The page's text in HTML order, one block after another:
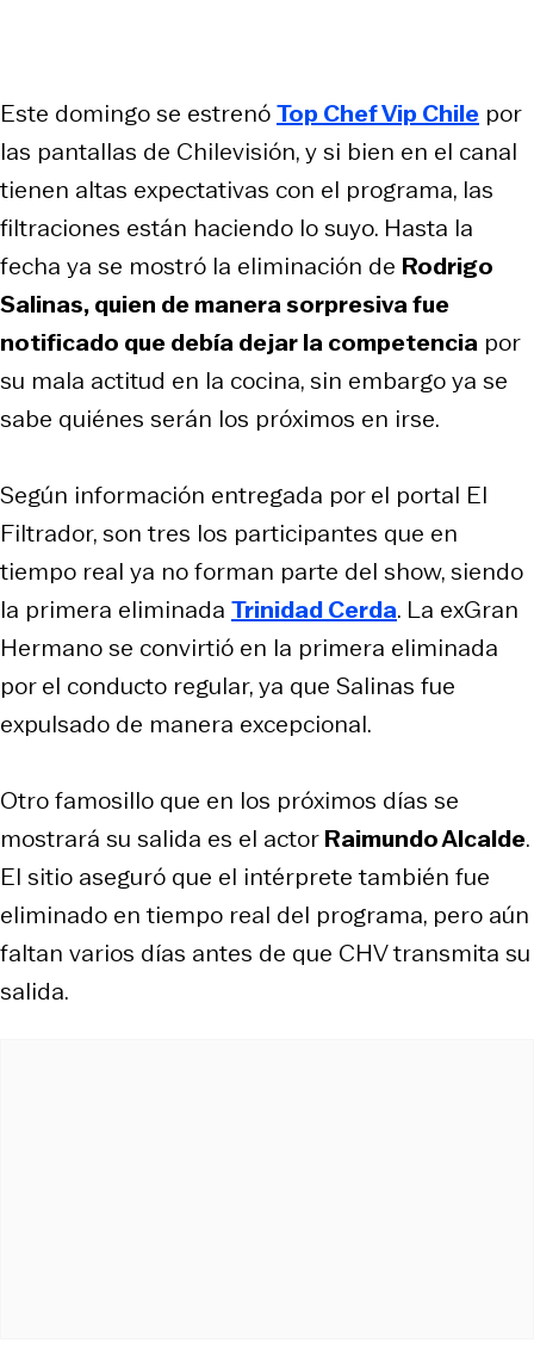
Este domingo se estrenóTop Chef Vip Chile por
las pantallas de Chilevisión, y si bien en el canal
tienen altas expectativas con el programa, las
filtraciones están haciendo lo suyo. Hasta la
fecha ya se mostró la eliminación de Rodrigo
Salinas, quien de manera sorpresiva fue
notificado que debía dejar la competencia por
su mala actitud en la cocina, sin embargo ya se
sabe quiénes serán los próximos en irse.
Según información entregada por el portal El
Filtrador, son tres los participantes que en
tiempo real ya no forman parte del show, siendo
la primera eliminada Trinidad Cerda. La exGran
Hermano se convirtió en la primera eliminada
por el conducto regular, ya que Salinas fue
expulsado de manera excepcional.
Otro famosillo que en los próximos días se
mostrará su salida es el actorRaimundo Alcalde.
El sitio aseguró que el intérprete también fue
eliminado en tiempo real del programa, pero aún
faltan varios días antes de que CHV transmita su
salida.